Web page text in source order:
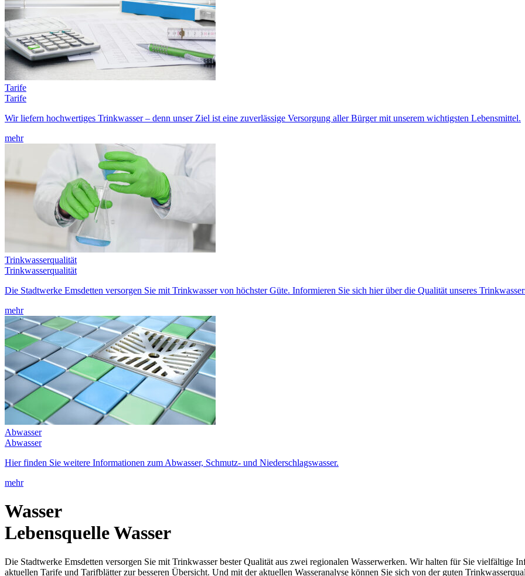
Tarife
Tarife
Wir liefern hochwertiges Trinkwasser – denn unser Ziel ist eine zuverlässige Versorgung aller Bürger mit unserem wichtigsten Lebensmittel.
mehr
Trinkwasserqualität
Trinkwasserqualität
Die Stadtwerke Emsdetten versorgen Sie mit Trinkwasser von höchster Güte. Informieren Sie sich hier über die Qualität unseres
mehr
Abwasser
Abwasser
Hier finden Sie weitere Informationen zum Abwasser, Schmutz- und Niederschlagswasser.
mehr
Wasser
Lebensquelle Wasser
Die Stadtwerke Emsdetten versorgen Sie mit Trinkwasser bester Qualität aus zwei regionalen Wasserwerken. Wir halten für Sie vielfältige
aktuellen Tarife und Tarifblätter zur besseren Übersicht. Und mit der aktuellen Wasseranalyse können Sie sich von der guten